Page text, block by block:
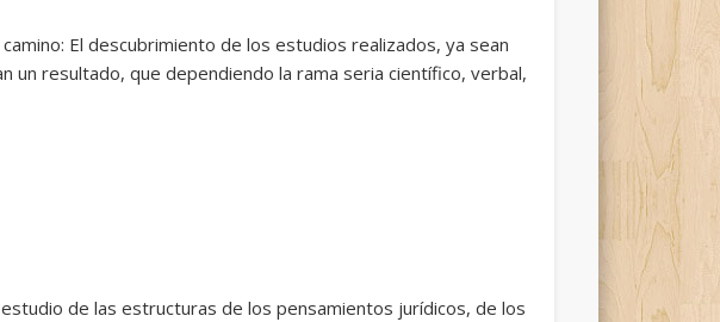
El descubrimiento de los estudios realizados, ya sean
un resultado, que dependiendo la rama seria científico, verbal,
de las estructuras de los pensamientos jurídicos, de los